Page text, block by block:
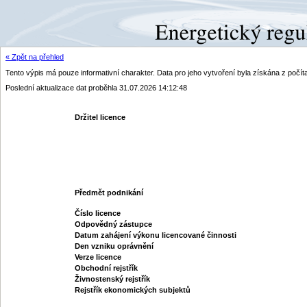
« Zpět na přehled
Tento výpis má pouze informativní charakter. Data pro jeho vytvoření byla získána z
Poslední aktualizace dat proběhla 31.07.2026 14:12:48
Držitel licence
Předmět podnikání
Číslo licence
Odpovědný zástupce
Datum zahájení výkonu licencované činnosti
Den vzniku oprávnění
Verze licence
Obchodní rejstřík
Živnostenský rejstřík
Rejstřík ekonomických subjektů